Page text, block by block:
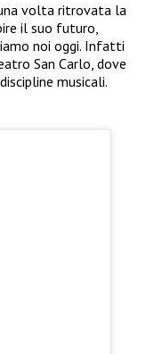
volta ritrovata la
il suo futuro,
noi oggi. Infatti
San Carlo, dove
musicali.